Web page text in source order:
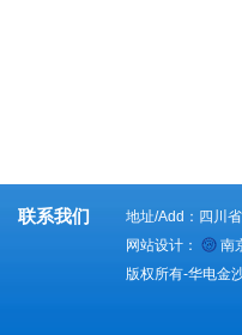
联系我们
地址/Add：四川
网站设计：
南
版权所有-华电金